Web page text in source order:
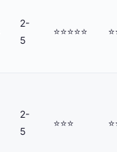
2-
5
⭐⭐⭐⭐⭐
2-
5
⭐⭐⭐